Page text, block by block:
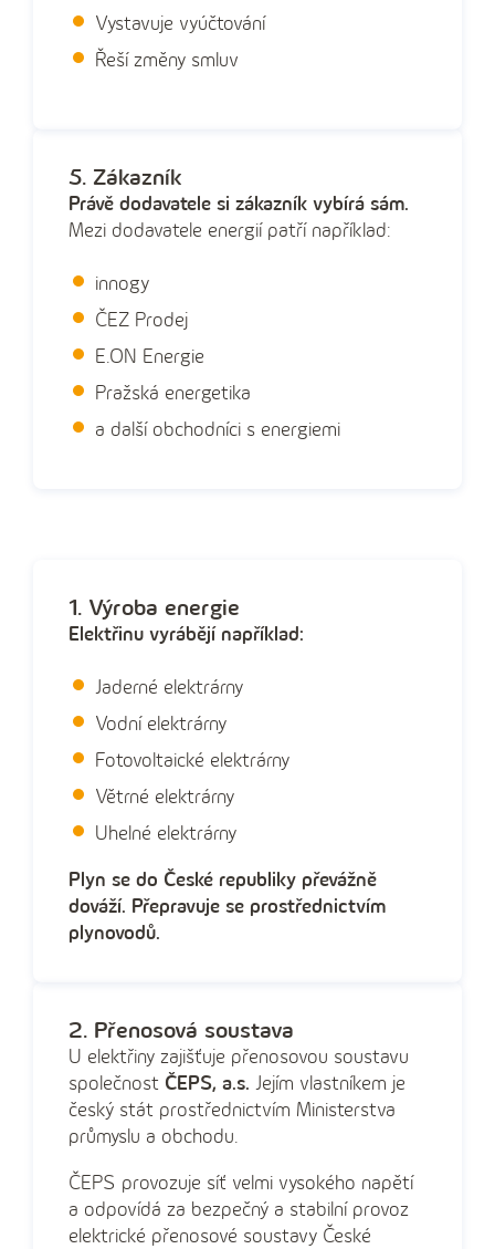
Vystavuje vyúčtování
Řeší změny smluv
5. Zákazník
Právě dodavatele si zákazník vybírá sám.
Mezi dodavatele energií patří například:
innogy
ČEZ Prodej
E.ON Energie
Pražská energetika
a další obchodníci s energiemi
1. Výroba energie
Elektřinu vyrábějí například:
Jaderné elektrárny
Vodní elektrárny
Fotovoltaické elektrárny
Větrné elektrárny
Uhelné elektrárny
Plyn se do České republiky převážně
dováží. Přepravuje se prostřednictvím
plynovodů.
2. Přenosová soustava
U elektřiny zajišťuje přenosovou soustavu
společnost ČEPS, a.s. Jejím vlastníkem je
český stát prostřednictvím Ministerstva
průmyslu a obchodu.
ČEPS provozuje síť velmi vysokého napětí
a odpovídá za bezpečný a stabilní provoz
elektrické přenosové soustavy České